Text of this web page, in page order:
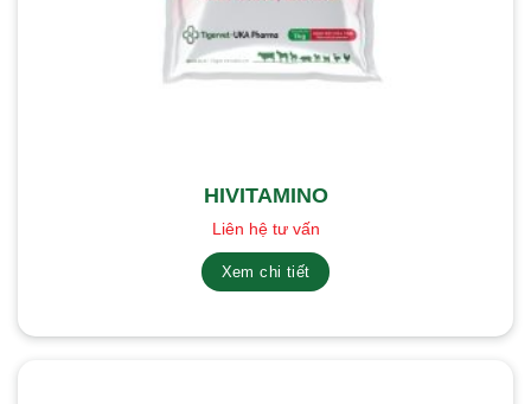
HIVITAMINO
Liên hệ tư vấn
Xem chi tiết